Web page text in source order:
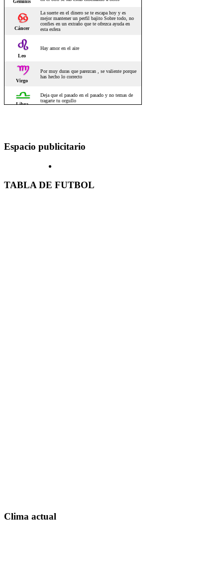
Espacio publicitario
TABLA DE FUTBOL
Clima actual